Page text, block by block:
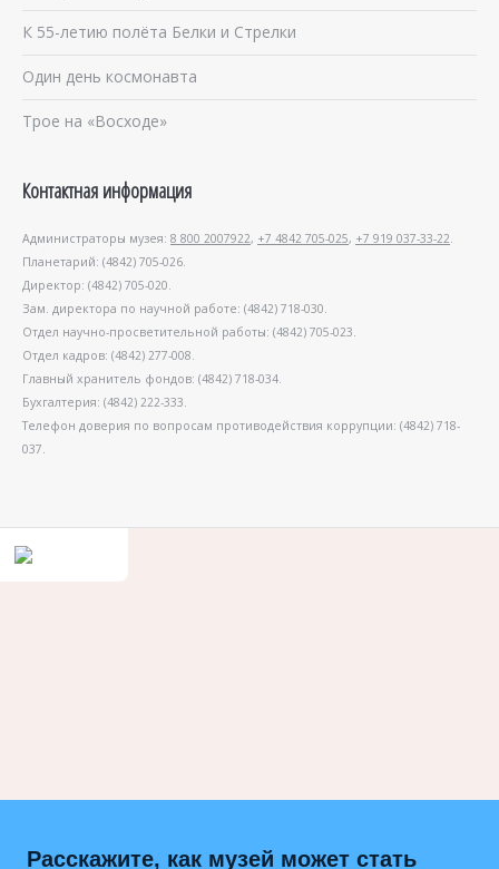
К 55-летию полёта Белки и Стрелки
Один день космонавта
Трое на «Восходе»
Контактная информация
Администраторы музея: 8 800 2007922, +7 4842 705-025, +7 919 037-33-22.
Планетарий: (4842) 705-026.
Директор: (4842) 705-020.
Зам. директора по научной работе: (4842) 718-030.
Отдел научно-просветительной работы: (4842) 705-023.
Отдел кадров: (4842) 277-008.
Главный хранитель фондов: (4842) 718-034.
Бухгалтерия: (4842) 222-333.
Телефон доверия по вопросам противодействия коррупции: (4842) 718-
037.
Расскажите, как музей может стать